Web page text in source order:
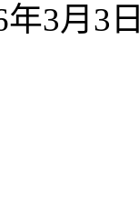
年3月 3